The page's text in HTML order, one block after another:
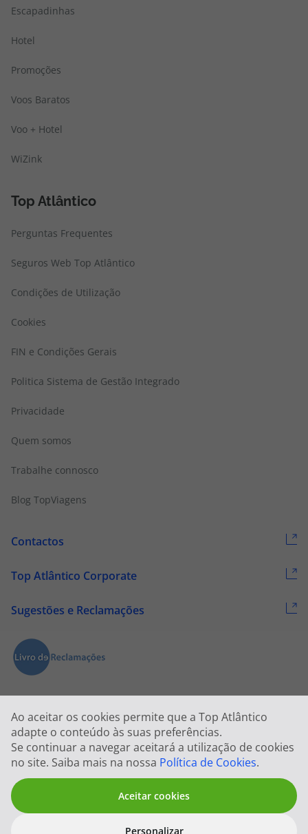
Ao aceitar os cookies permite que a Top Atlântico
adapte o conteúdo às suas preferências.
Se continuar a navegar aceitará a utilização de cookies
no site. Saiba mais na nossa Política de Cookies.
Aceitar cookies
Personalizar
Escapadinhas
Hotel
Promoções
Voos Baratos
Voo + Hotel
WiZink
Top Atlântico
Perguntas Frequentes
Seguros Web Top Atlântico
Condições de Utilização
Cookies
FIN e Condições Gerais
Politica Sistema de Gestão Integrado
Privacidade
Quem somos
Trabalhe connosco
Blog TopViagens
Contactos
Top Atlântico Corporate
Sugestões e Reclamações
2026 © Todos os direitos reservados:Top Atlântico, Viagens e Turismo